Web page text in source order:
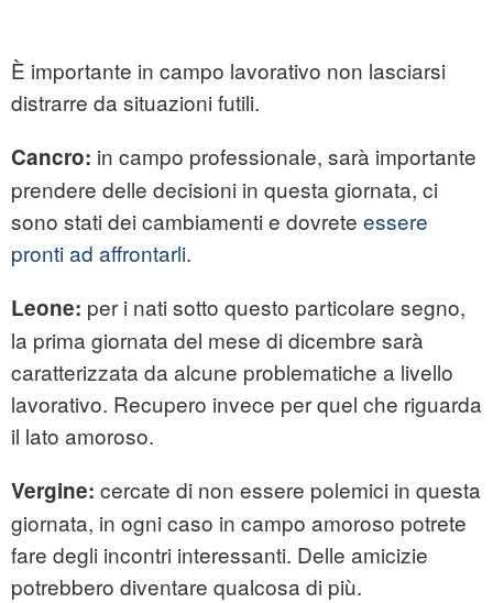
È importante in campo lavorativo non lasciarsi
distrarre da situazioni futili.
Cancro: in campo professionale, sarà importante
prendere delle decisioni in questa giornata, ci
sono stati dei cambiamenti e dovrete essere
pronti ad affrontarli.
Leone: per i nati sotto questo particolare segno,
la prima giornata del mese di dicembre sarà
caratterizzata da alcune problematiche a livello
lavorativo. Recupero invece per quel che riguarda
il lato amoroso.
Vergine: cercate di non essere polemici in questa
giornata, in ogni caso in campo amoroso potrete
fare degli incontri interessanti. Delle amicizie
potrebbero diventare qualcosa di più.